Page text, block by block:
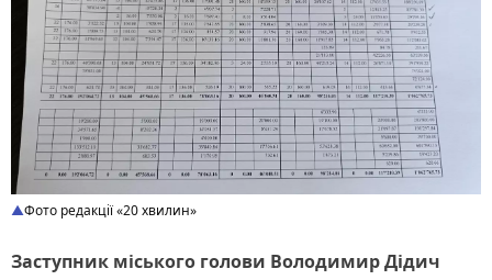
Фото редакції «20 хвилин»
Заступник міського голови Володимир Дідич